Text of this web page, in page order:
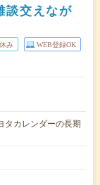
談交えなが
み WEB登録OK
カレンダーの長期